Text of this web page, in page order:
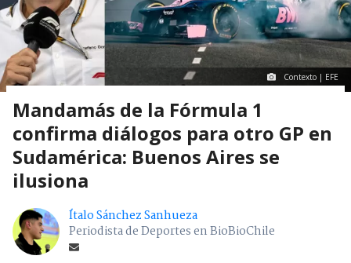
Contexto | EFE
Mandamás de la Fórmula 1
confirma diálogos para otro GP en
Sudamérica: Buenos Aires se
ilusiona
Ítalo Sánchez Sanhueza
Periodista de Deportes en BioBioChile